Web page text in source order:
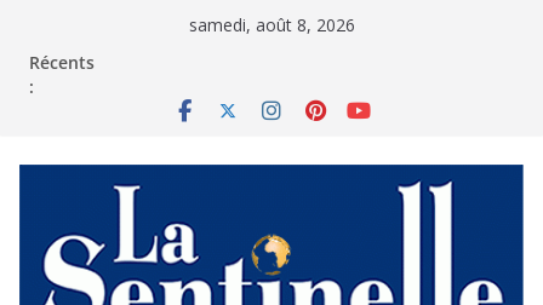
samedi, août 8, 2026
Récents
: